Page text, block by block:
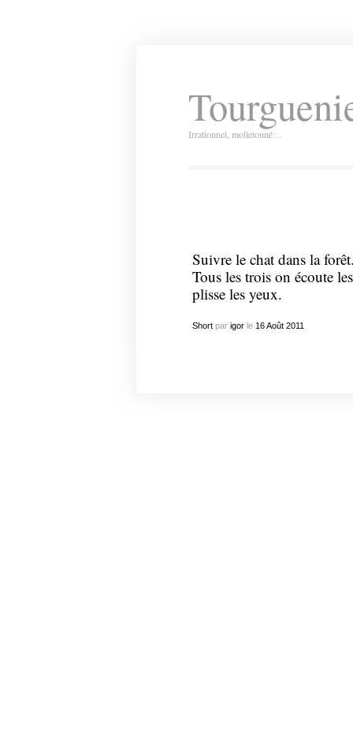
Irrationnel, molletonné…
Suivre le chat dans la
Tous les trois on écoute
plisse les yeux.
Shortpar igorle 16 Août 2011